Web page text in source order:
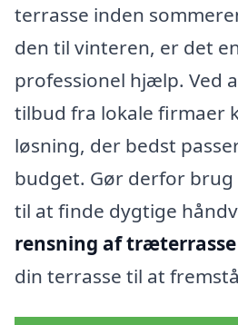
terrasse inden
den til vinteren, er det
professionel hjælp. Ved
tilbud fra lokale firmaer
løsning, der bedst
budget. Gør derfor
til at finde dygtige
rensning af træterrasse
din terrasse til at